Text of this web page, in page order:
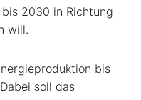
2030 in Richtung
will.
bis
soll das